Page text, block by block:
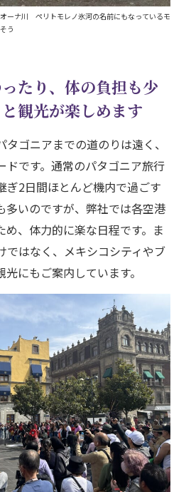
ーナ川 ペリトモレノ氷河の名前にもなっているモ
う
たり、体の負担も少
観光が楽しめます
ゴニアまでの道のりは遠く、
ドです。通常のパタゴニア旅行
ぎ2日間ほとんど機内で過ごす
多いのですが、弊社では各空港
め、体力的に楽な日程です。ま
ではなく、メキシコシティやブ
にもご案内しています。